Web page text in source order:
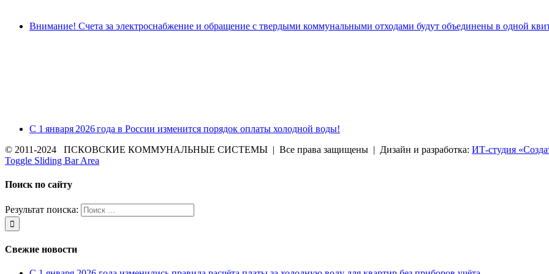
Внимание! Счета за электроснабжение и обращение с твердыми коммунальными отходами будут объединены в одной
С 1 января 2026 года в России изменится порядок оплаты холодной воды!
© 2011-2024 ПСКОВСКИЕ КОММУНАЛЬНЫЕ СИСТЕМЫ | Все права защищены | Дизайн и разработка: ИТ-студия
Toggle Sliding Bar Area
Поиск по сайту
Результат поиска:
Свежие новости